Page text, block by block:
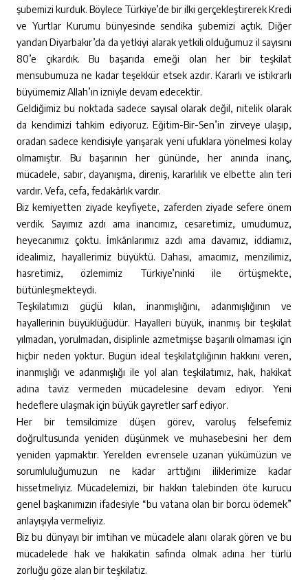
şubemizi kurduk. Böylece Türkiye’de bir ilki gerçekleştirerek Kredi
ve Yurtlar Kurumu bünyesinde sendika şubemizi açtık. Diğer
yandan Diyarbakır’da da yetkiyi alarak yetkili olduğumuz il sayısını
80’e çıkardık. Bu başarıda emeği olan her bir teşkilat
mensubumuza ne kadar teşekkür etsek azdır. Kararlı ve istikrarlı
büyümemiz Allah’ın izniyle devam edecektir.
Geldiğimiz bu noktada sadece sayısal olarak değil, nitelik olarak
da kendimizi tahkim ediyoruz. Eğitim-Bir-Sen’in zirveye ulaşıp,
oradan sadece kendisiyle yarışarak yeni ufuklara yönelmesi kolay
olmamıştır. Bu başarının her gününde, her anında inanç,
mücadele, sabır, dayanışma, direniş, kararlılık ve elbette alın teri
vardır. Vefa, cefa, fedakârlık vardır.
Biz kemiyetten ziyade keyfiyete, zaferden ziyade sefere önem
verdik. Sayımız azdı ama inancımız, cesaretimiz, umudumuz,
heyecanımız çoktu. İmkânlarımız azdı ama davamız, iddiamız,
idealimiz, hayallerimiz büyüktü. Dahası, amacımız, menzilimiz,
hasretimiz, özlemimiz Türkiye’ninki ile örtüşmekte,
bütünleşmekteydi.
Teşkilatımızı güçlü kılan, inanmışlığını, adanmışlığının ve
hayallerinin büyüklüğüdür. Hayalleri büyük, inanmış bir teşkilat
yılmadan, yorulmadan, disiplinle azmetmişse başarılı olmaması için
hiçbir neden yoktur. Bugün ideal teşkilatçılığının hakkını veren,
inanmışlığı ve adanmışlığı ile yol alan teşkilatımız, hak, hakikat
adına taviz vermeden mücadelesine devam ediyor. Yeni
hedeflere ulaşmak için büyük gayretler sarf ediyor.
Her bir temsilcimize düşen görev, varoluş felsefemiz
doğrultusunda yeniden düşünmek ve muhasebesini her dem
yeniden yapmaktır. Yerelden evrensele uzanan yükümüzün ve
sorumluluğumuzun ne kadar arttığını iliklerimize kadar
hissetmeliyiz. Mücadelemizi, bir hakkın talebinden öte kurucu
genel başkanımızın ifadesiyle “bu vatana olan bir borcu ödemek”
anlayışıyla vermeliyiz.
Biz bu dünyayı bir imtihan ve mücadele alanı olarak gören ve bu
mücadelede hak ve hakikatin safında olmak adına her türlü
zorluğu göze alan bir teşkilatız.